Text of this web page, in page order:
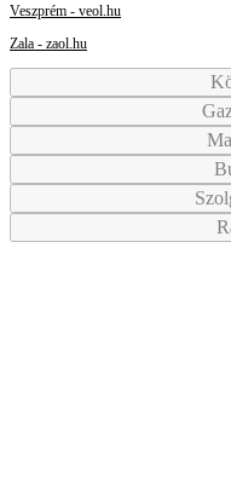
Veszprém - veol.hu
Zala - zaol.hu